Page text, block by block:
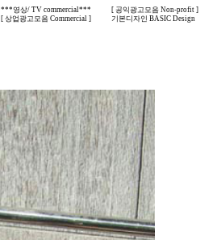
***영상/ TV commercial***
[ 공익광고모음 Non-profit ]
[ 상업광고모음 Commercial ]
기본디자인 BASIC Design